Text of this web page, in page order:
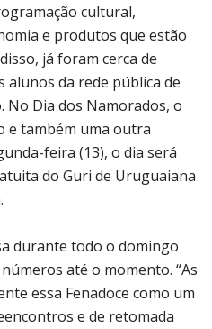
cultural,
e produtos que estão
já foram cerca de
alunos da rede pública de
No Dia dos Namorados, o
e também uma outra
feira (13), o dia será
do Guri de Uruguaiana
durante todo o domingo
até o momento. “As
essa Fenadoce como um
e de retomada